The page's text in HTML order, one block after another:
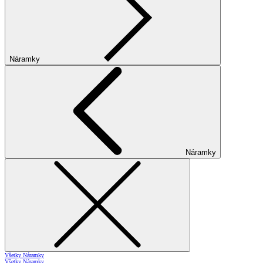
Náramky
Náramky
Všetky Náramky
Všetky Náramky